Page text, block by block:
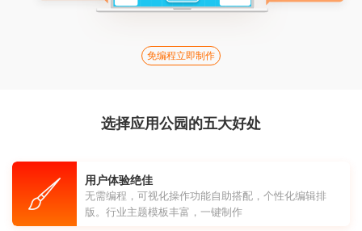
免编程立即制作
选择应用公园的五大好处
用户体验绝佳
无需编程，可视化操作功能自助搭配，个性化编辑排
版。行业主题模板丰富，一键制作